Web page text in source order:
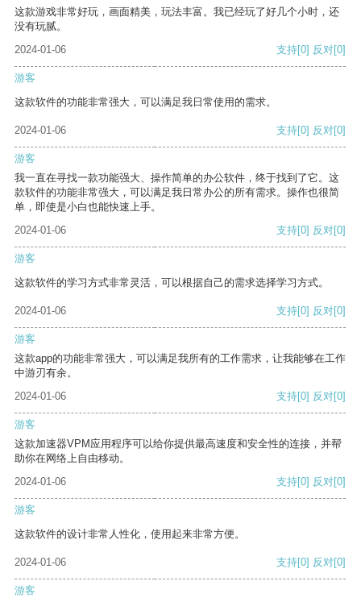
这款游戏非常好玩，画面精美，玩法丰富。我已经玩了好几个小时，还
没有玩腻。
2024-01-06
支持[0] 反对[0]
游客
这款软件的功能非常强大，可以满足我日常使用的需求。
2024-01-06 支持[0] 反对[0]
游客
我一直在寻找一款功能强大、操作简单的办公软件，终于找到了它。这
款软件的功能非常强大，可以满足我日常办公的所有需求。操作也很简
单，即使是小白也能快速上手。
2024-01-06
支持[0] 反对[0]
游客
这款软件的学习方式非常灵活，可以根据自己的需求选择学习方式。
2024-01-06 支持[0] 反对[0]
游客
这款app的功能非常强大，可以满足我所有的工作需求，让我能够在工作
中游刃有余。
2024-01-06
支持[0] 反对[0]
游客
这款加速器VPM应用程序可以给你提供最高速度和安全性的连接，并帮
助你在网络上自由移动。
2024-01-06
支持[0] 反对[0]
游客
这款软件的设计非常人性化，使用起来非常方便。
2024-01-06 支持[0] 反对[0]
游客